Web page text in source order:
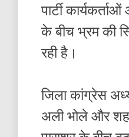
पार्टी
के बीच भ्रम की
रही है।
जिला कांग्रेस
अली भोले और